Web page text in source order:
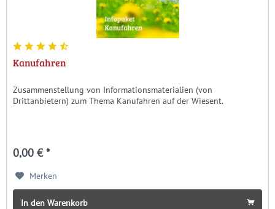
Kanufahren
Zusammenstellung von Informationsmaterialien (von
Drittanbietern) zum Thema Kanufahren auf der Wiesent.
0,00 € *
Merken
In den Warenkorb